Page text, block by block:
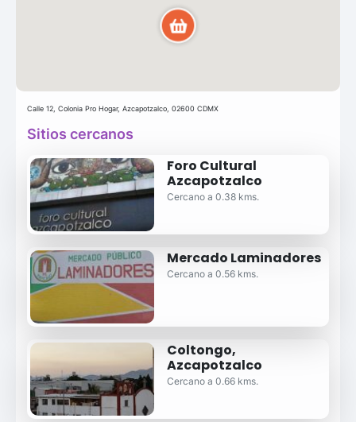
Calle 12, Colonia Pro Hogar, Azcapotzalco, 02600 CDMX
Sitios cercanos
Foro Cultural
Azcapotzalco
Cercano a 0.38 kms.
Mercado Laminadores
Cercano a 0.56 kms.
Coltongo,
Azcapotzalco
Cercano a 0.66 kms.